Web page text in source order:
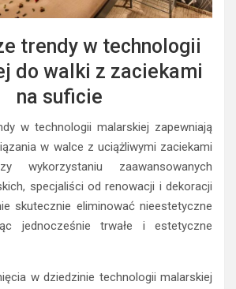
trendy w technologii
do walki z zaciekami
na suficie
w technologii malarskiej zapewniają
w walce z uciążliwymi zaciekami
wykorzystaniu zaawansowanych
specjaliści od renowacji i dekoracji
skutecznie eliminować nieestetyczne
jednocześnie trwałe i estetyczne
w dziedzinie technologii malarskiej